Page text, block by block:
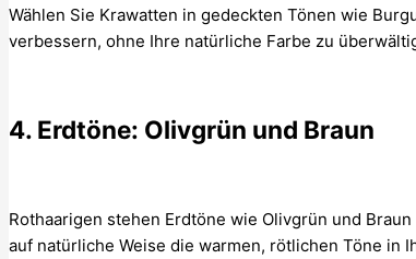
Wählen Sie Krawatten in gedeckten Tönen wie
verbessern, ohne Ihre natürliche Farbe zu
4. Erdtöne: Olivgrün und Braun
Rothaarigen stehen Erdtöne wie Olivgrün und
auf natürliche Weise die warmen, rötlichen Töne in